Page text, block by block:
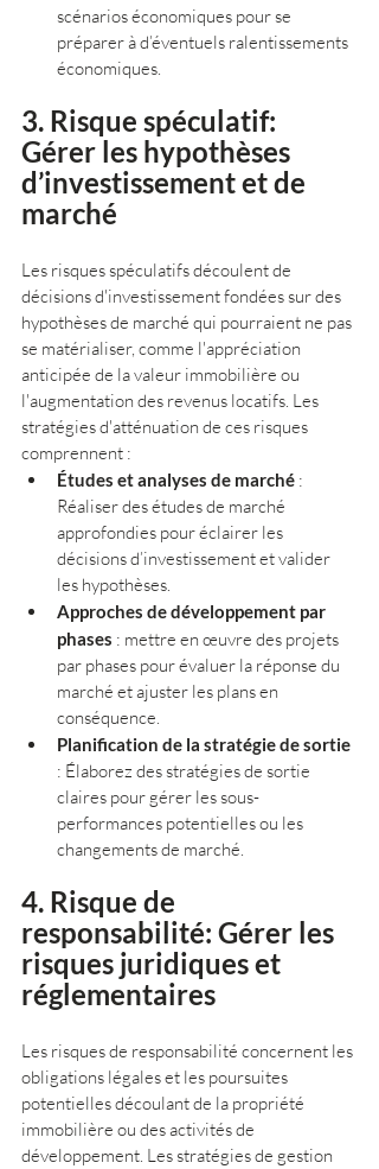
scénarios économiques pour se
préparer à d’éventuels ralentissements
économiques.
3. Risque spéculatif:
Gérer les hypothèses
d’investissement et de
marché
Les risques spéculatifs découlent de
décisions d'investissement fondées sur des
hypothèses de marché qui pourraient ne pas
se matérialiser, comme l'appréciation
anticipée de la valeur immobilière ou
l'augmentation des revenus locatifs. Les
stratégies d'atténuation de ces risques
comprennent :
Études et analyses de marché :
Réaliser des études de marché
approfondies pour éclairer les
décisions d’investissement et valider
les hypothèses.
Approches de développement par
phases : mettre en œuvre des projets
par phases pour évaluer la réponse du
marché et ajuster les plans en
conséquence.
Planification de la stratégie de sortie
: Élaborez des stratégies de sortie
claires pour gérer les sous-
performances potentielles ou les
changements de marché.
4. Risque de
responsabilité: Gérer les
risques juridiques et
réglementaires
Les risques de responsabilité concernent les
obligations légales et les poursuites
potentielles découlant de la propriété
immobilière ou des activités de
développement. Les stratégies de gestion